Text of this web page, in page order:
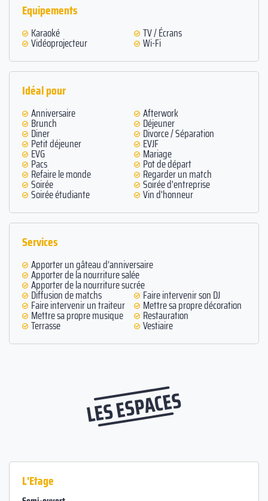
Equipements
Karaoké TV / Écrans
Vidéoprojecteur Wi-Fi
Idéal pour
Anniversaire Afterwork
Brunch Déjeuner
Diner Divorce / Séparation
Petit déjeuner EVJF
EVG Mariage
Pacs Pot de départ
Refaire le monde Regarder un match
Soirée Soirée d'entreprise
Soirée étudiante Vin d'honneur
Services
Apporter un gâteau d’anniversaire
Apporter de la nourriture salée
Apporter de la nourriture sucrée
Diffusion de matchs Faire intervenir son DJ
Faire intervenir un traiteur Mettre sa propre décoration
Mettre sa propre musique Restauration
Terrasse Vestiaire
LES ESPACES
L'Etage